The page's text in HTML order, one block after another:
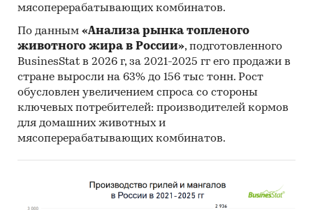
Фактическое количество страниц может
отличаться от указанного.
Источник: TK Solutions
Категории: Промышленность / Нефтегазовая
промышленность / Смазочные масла
Россия
Нефтяные масла
мясоперерабатывающих комбинатов.
По данным «Анализа рынка топленого
животного жира в России», подготовленного
BusinesStat в 2026 г, за 2021-2025 гг его продажи в
стране выросли на 63% до 156 тыс тонн. Рост
обусловлен увеличением спроса со стороны
ключевых потребителей: производителей кормов
для домашних животных и
мясоперерабатывающих комбинатов.